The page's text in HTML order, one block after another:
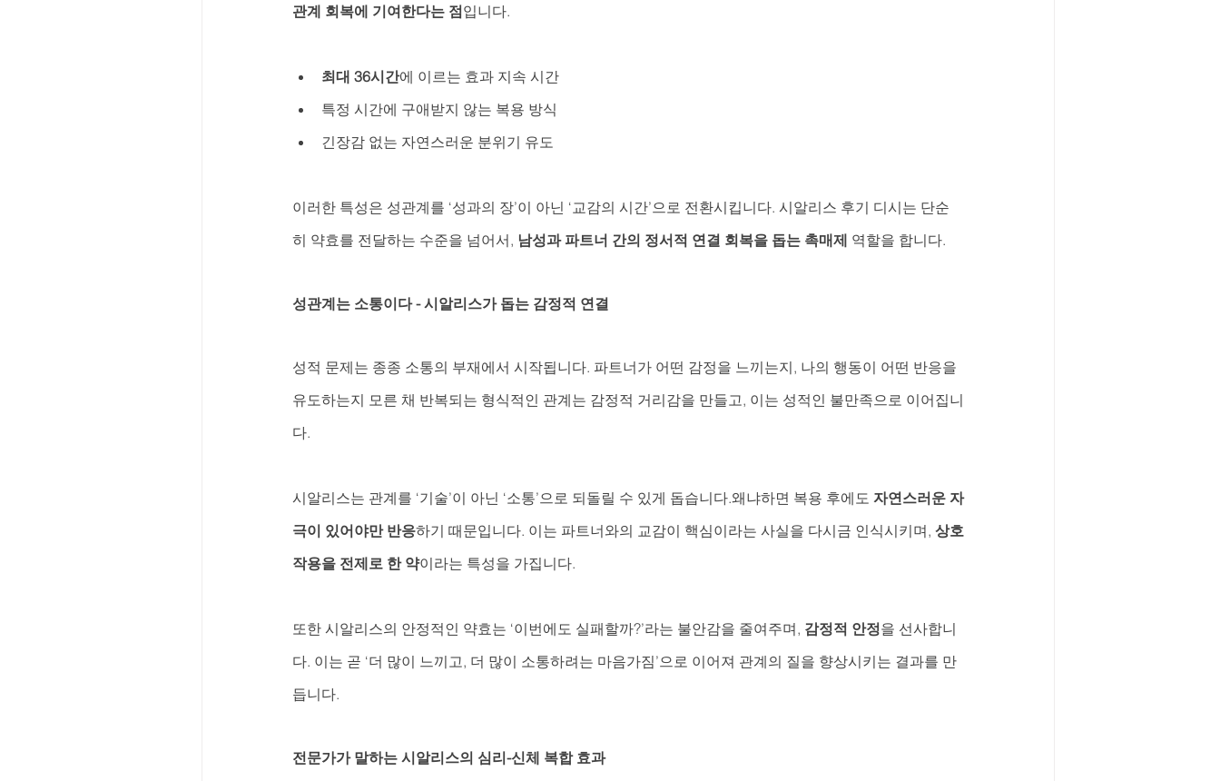
관계 회복에 기여한다는 점입니다.
최대 36시간에 이르는 효과 지속 시간
특정 시간에 구애받지 않는 복용 방식
긴장감 없는 자연스러운 분위기 유도
이러한 특성은 성관계를 ‘성과의 장’이 아닌 ‘교감의 시간’으로 전환시킵니다. 시알리스 후기 디시는 단순
히 약효를 전달하는 수준을 넘어서, 남성과 파트너 간의 정서적 연결 회복을 돕는 촉매제 역할을 합니다.
성관계는 소통이다 - 시알리스가 돕는 감정적 연결
성적 문제는 종종 소통의 부재에서 시작됩니다. 파트너가 어떤 감정을 느끼는지, 나의 행동이 어떤 반응을
유도하는지 모른 채 반복되는 형식적인 관계는 감정적 거리감을 만들고, 이는 성적인 불만족으로 이어집니
다.
시알리스는 관계를 ‘기술’이 아닌 ‘소통’으로 되돌릴 수 있게 돕습니다.왜냐하면 복용 후에도 자연스러운 자
극이 있어야만 반응하기 때문입니다. 이는 파트너와의 교감이 핵심이라는 사실을 다시금 인식시키며, 상호
작용을 전제로 한 약이라는 특성을 가집니다.
또한 시알리스의 안정적인 약효는 ‘이번에도 실패할까?’라는 불안감을 줄여주며, 감정적 안정을 선사합니
다. 이는 곧 ‘더 많이 느끼고, 더 많이 소통하려는 마음가짐’으로 이어져 관계의 질을 향상시키는 결과를 만
듭니다.
전문가가 말하는 시알리스의 심리-신체 복합 효과